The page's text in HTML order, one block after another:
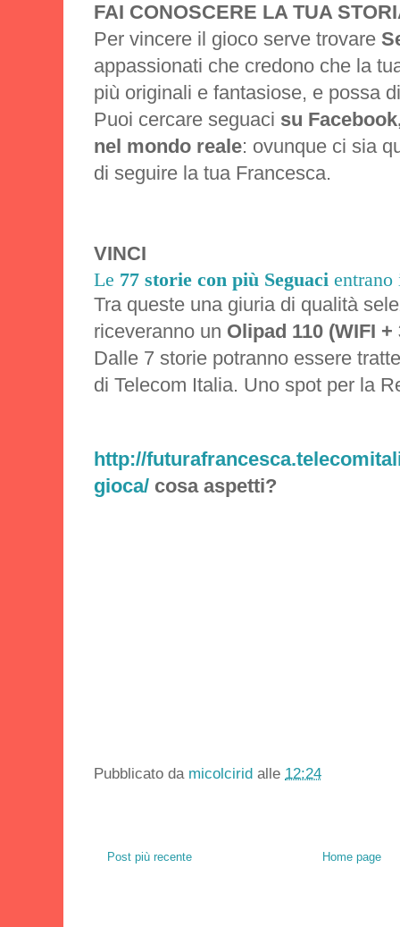
FAI CONOSCERE LA TUA
Per vincere il gioco serve trovare
appassionati che credono che la
più originali e fantasiose, e possa
Puoi cercare seguaci su
nel mondo reale: ovunque ci sia
di seguire la tua Francesca.
VINCI
Le 77 storie con più Seguaci
Tra queste una giuria di qualità
riceveranno un Olipad 110 (WIFI +
Dalle 7 storie potranno essere
di Telecom Italia. Uno spot per la
http://
gioca/ cosa aspetti?
Pubblicato da micolcirid alle 12:24
Post più recente Home page